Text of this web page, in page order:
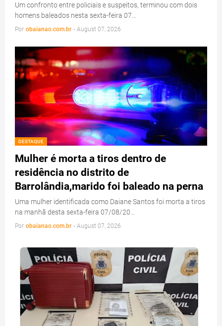
Um confronto entre policiais e suspeitos, terminou com dois
homens baleados nesta sexta-feira 07…
Por obaianao.com.br - August 07, 2026
DESTAQUE
Mulher é morta a tiros dentro de
residência no distrito de
Barrolândia,marido foi baleado na perna
Uma mulher identificada como Daiane Santos foi morta a tiros
na manhã desta sexta-feira 07/08/20…
Por obaianao.com.br - August 07, 2026